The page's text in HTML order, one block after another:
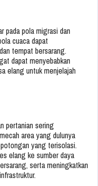
pada pola migrasi dan
cuaca dapat
tempat bersarang.
dapat menyebabkan
elang untuk menjelajah
pertanian sering
area yang dulunya
yang terisolasi.
elang ke sumber daya
serta meningkatkan